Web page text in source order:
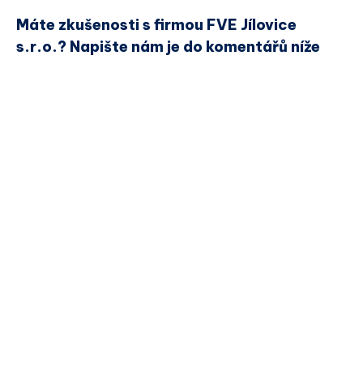
Máte zkušenosti s firmou FVE Jílovice
s.r.o.? Napište nám je do komentářů níže